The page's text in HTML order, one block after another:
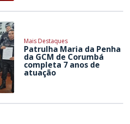
Mais Destaques
Patrulha Maria da Penha
da GCM de Corumbá
completa 7 anos de
atuação